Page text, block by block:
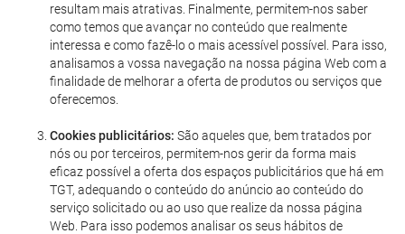
resultam mais atrativas. Finalmente, permitem-nos saber
como temos que avançar no conteúdo que realmente
interessa e como fazê-lo o mais acessível possível. Para isso,
analisamos a vossa navegação na nossa página Web com a
finalidade de melhorar a oferta de produtos ou serviços que
oferecemos.
Cookies publicitários: São aqueles que, bem tratados por
nós ou por terceiros, permitem-nos gerir da forma mais
eficaz possível a oferta dos espaços publicitários que há em
TGT, adequando o conteúdo do anúncio ao conteúdo do
serviço solicitado ou ao uso que realize da nossa página
Web. Para isso podemos analisar os seus hábitos de